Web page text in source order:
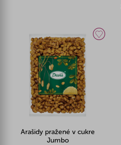
Arašidy pražené v cukre
Jumbo